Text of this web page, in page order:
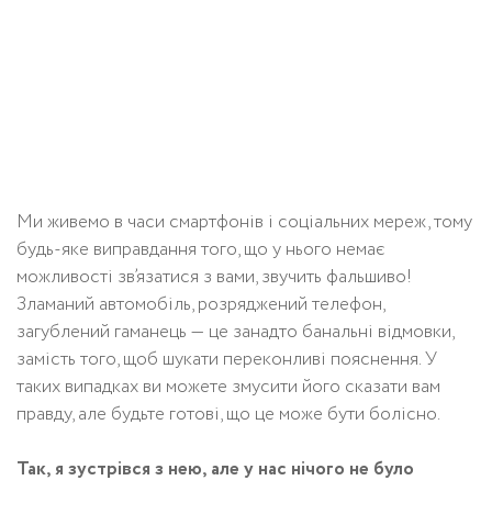
Ми живемо в часи смартфонів і соціальних мереж, тому
будь-яке виправдання того, що у нього немає
можливості зв’язатися з вами, звучить фальшиво!
Зламаний автомобіль, розряджений телефон,
загублений гаманець — це занадто банальні відмовки,
замість того, щоб шукати переконливі пояснення. У
таких випадках ви можете змусити його сказати вам
правду, але будьте готові, що це може бути болісно.
Так, я зустрівся з нею, але у нас нічого не було